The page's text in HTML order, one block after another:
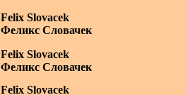
Felix Slovacek
Феликс Словачек
Felix Slovacek
Феликс Словачек
Felix Slovacek